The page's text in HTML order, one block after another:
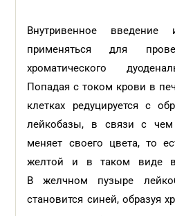
Внутривенное введение
применяться для
хроматического
Попадая с током крови в
клетках редуцируется с
лейкобазы, в связи с
меняет своего цвета, то
желтой и в таком виде
В желчном пузыре
становится синей, образуя